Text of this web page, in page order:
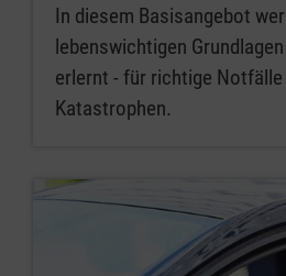
In diesem Basisangebot
lebenswichtigen
erlernt - für richtige
Katastrophen.